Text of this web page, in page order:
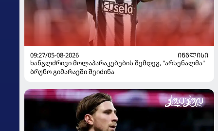
09:27/05-08-2026
ᲘᲜᲒᲚᲘᲡᲘ
ხანგლძრივი მოლაპარაკებების შემდეგ, "არსენალმა"
ბრუნო გიმარაეში შეიძინა